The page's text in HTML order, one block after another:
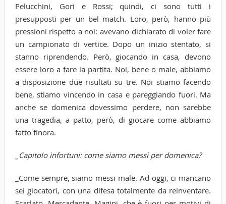
Pelucchini, Gori e Rossi; quindi, ci sono tutti i
presupposti per un bel match. Loro, però, hanno più
pressioni rispetto a noi: avevano dichiarato di voler fare
un campionato di vertice. Dopo un inizio stentato, si
stanno riprendendo. Però, giocando in casa, devono
essere loro a fare la partita. Noi, bene o male, abbiamo
a disposizione due risultati su tre. Noi stiamo facendo
bene, stiamo vincendo in casa e pareggiando fuori. Ma
anche se domenica dovessimo perdere, non sarebbe
una tragedia, a patto, però, di giocare come abbiamo
fatto finora.
_Capitolo infortuni: come siamo messi per domenica?
_Come sempre, siamo messi male. Ad oggi, ci mancano
sei giocatori, con una difesa totalmente da reinventare.